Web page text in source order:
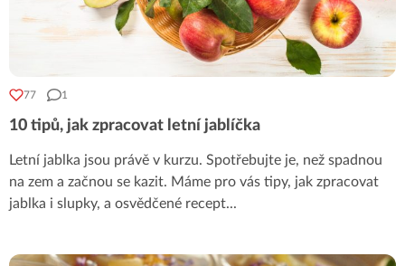
77 1
10 tipů, jak zpracovat letní jablíčka
Letní jablka jsou právě v kurzu. Spotřebujte je, než spadnou
na zem a začnou se kazit. Máme pro vás tipy, jak zpracovat
jablka i slupky, a osvědčené recept...